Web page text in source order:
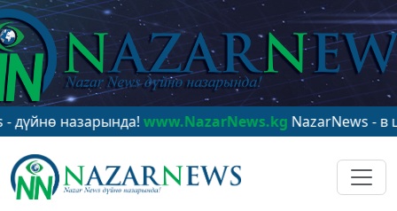
назарында!www.NazarNews.kgNazarNews - в центре